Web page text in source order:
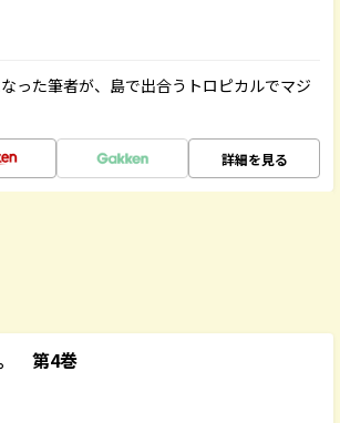
った筆者が、島で出合うトロピカルでマジ
詳細を見る
第4巻